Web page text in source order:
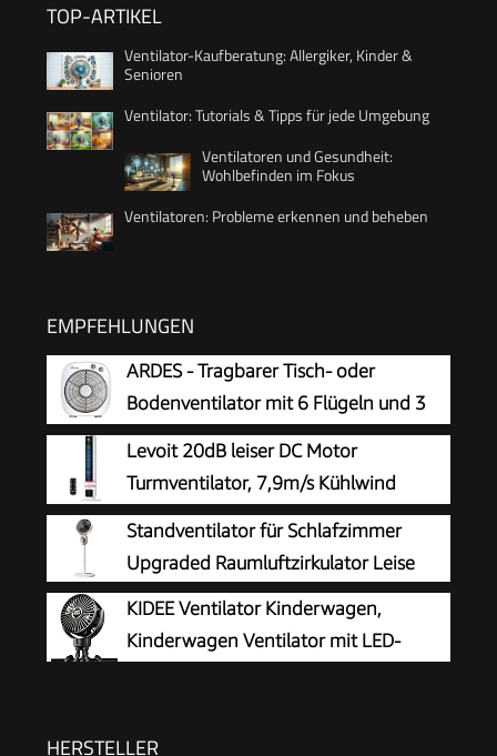
TOP-ARTIKEL
Ventilator-Kaufberatung: Allergiker, Kinder &
Senioren
Ventilator: Tutorials & Tipps für jede Umgebung
Ventilatoren und Gesundheit:
Wohlbefinden im Fokus
Ventilatoren: Probleme erkennen und beheben
EMPFEHLUNGEN
ARDES - Tragbarer Tisch- oder
Bodenventilator mit 6 Flügeln und 3
Intensitätsstufen und 360-Grad-
Drehung, Bodenventilator Box Floor AR5B24,
Weiß
Levoit 20dB leiser DC Motor
Turmventilator, 7,9m/s Kühlwind
Standventilator
Standventilator für Schlafzimmer
Upgraded Raumluftzirkulator Leise
KIDEE Ventilator Kinderwagen,
Kinderwagen Ventilator mit LED-
Reise, Outdoor und Schreibtisch, Tiefschwarz
HERSTELLER